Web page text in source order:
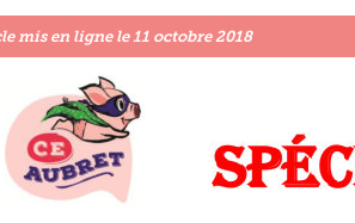
mis en ligne le 11 octobre 2018